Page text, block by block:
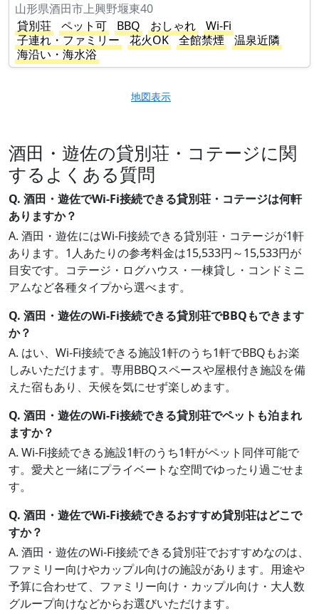
山形県酒田市上興野堰東40
貸別荘
ペット可 BBQ おしゃれ
Wi-Fi
子連れ・ファミリー
花火OK 全館禁煙
温泉近隣
海沿い・海水浴
地図表示
酒田・遊佐の貸別荘・コテージに関
するよくある質問
Q. 酒田・遊佐でWi-Fi接続できる貸別荘・コテージは何軒
ありますか？
A. 酒田・遊佐にはWi-Fi接続できる貸別荘・コテージが1軒
あります。1人あたりの参考料金は15,533円～15,533円が
目安です。コテージ・ログハウス・一棟貸し・コンドミニ
アムなど各種タイプから選べます。
Q. 酒田・遊佐のWi-Fi接続できる貸別荘でBBQもできます
か？
A. はい、Wi-Fi接続できる施設1軒のうち1軒でBBQもお楽
しみいただけます。専用BBQスペースや屋根付き施設を備
えた宿もあり、天候を気にせず楽しめます。
Q. 酒田・遊佐のWi-Fi接続できる貸別荘でペットも泊まれ
ますか？
A. Wi-Fi接続できる施設1軒のうち1軒がペット同伴可能で
す。愛犬と一緒にプライベートな空間でゆったり過ごせま
す。
Q. 酒田・遊佐でWi-Fi接続できるおすすめ貸別荘はどこで
すか？
A. 酒田・遊佐のWi-Fi接続できる貸別荘でおすすめなのは、
ファミリー向けやカップル向けの施設があります。用途や
予算に合わせて、ファミリー向け・カップル向け・大人数
グループ向けなどからお選びいただけます。